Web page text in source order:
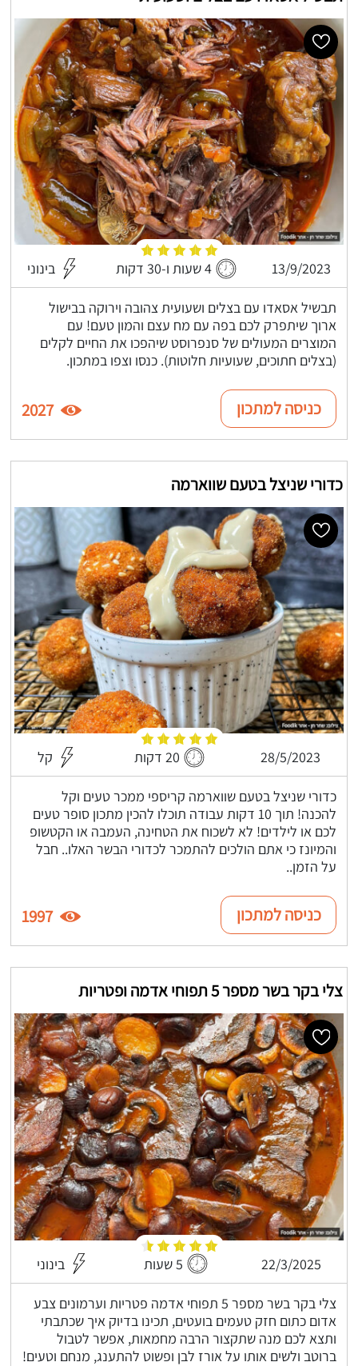
13/9/2023 4 שעות ו-30 דקות בינוני
תבשיל אסאדו עם בצלים ושעועית צהובה וירוקה בבישול
ארוך שיתפרק לכם בפה עם מח עצם והמון טעם! עם
המוצרים המעולים של סנפרוסט שיהפכו את החיים לקלים
(בצלים חתוכים, שעועיות חלוטות). כנסו וצפו במתכון.
כניסה למתכון 2027
כדורי שניצל בטעם שווארמה
28/5/2023 20 דקות קל
כדורי שניצל בטעם שווארמה קריספי ממכר טעים וקל
להכנה! תוך 10 דקות עבודה תוכלו להכין מתכון סופר טעים
לכם או לילדים! לא לשכוח את הטחינה, העמבה או הקטשופ
והמיונז כי אתם הולכים להתמכר לכדורי הבשר האלו.. חבל
על הזמן..
כניסה למתכון 1997
צלי בקר בשר מספר 5 תפוחי אדמה ופטריות
22/3/2025 5 שעות בינוני
צלי בקר בשר מספר 5 תפוחי אדמה פטריות וערמונים צבע
אדום כתום חזק טעמים בועטים, תכינו בדיוק איך שכתבתי
ותצא לכם מנה שתקצור הרבה מחמאות, אפשר לטבול
ברוטב ולשים אותו על אורז לבן ופשוט להתענג, מנחם וטעים!